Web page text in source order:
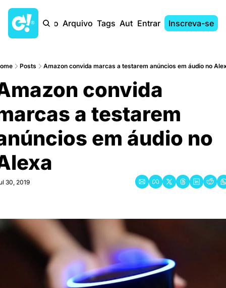
Início Arquivo Tags AutoresEntrar Inscreva-se
Posts Amazon convida marcas a testarem anúncios em áudio no
convida
a testarem
em áudio no
30, 2019